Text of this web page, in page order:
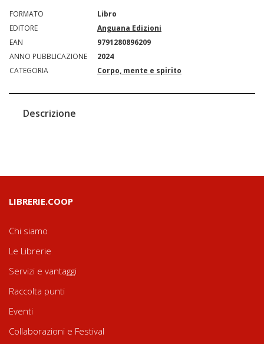
FORMATO
Libro
EDITORE
Anguana Edizioni
EAN
9791280896209
ANNO PUBBLICAZIONE
2024
CATEGORIA
Corpo, mente e spirito
Descrizione
LIBRERIE.COOP
Chi siamo
Le Librerie
Servizi e vantaggi
Raccolta punti
Eventi
Collaborazioni e Festival